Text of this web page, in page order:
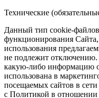
Технические
Данный тип cookie-файлов
функционирования
использования
не подлежит
какую-либо информацию о
использована в
посещаемых сайтов в
с Политикой в отношении